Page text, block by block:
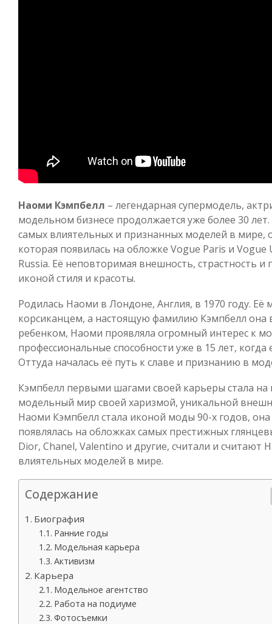
Наоми Кэмпбелл – легендарная супермодель,
модельном бизнесе продолжается уже более 30
самых влиятельных и признанных моделей в мире,
которая появилась на обложке Vogue Paris и
Russia. Её неповторимая внешность, страстность
иконой стиля и красоты.
Родилась Наоми в Лондоне, Англия, в 1970 году. Её
корсиканцем, а настоящую фамилию Кэмпбелл она
ребенком, Наоми проявляла огромный интерес к
профессиональные способности уже в 15 лет,
Оттуда началась её путь к славе и признанию в
Кэмпбелл первыми шагами своей карьеры стала на
модельный мир своей харизмой, уникальной
Наоми Кэмпбелл стала иконой моды 90-х годов,
появлялась на обложках самых престижных
Dior, Chanel, Valentino и другие, считали и
влиятельных моделей в мире.
Содержание
Биография
Ранние годы
Модельная карьера
Активизм
Карьера
Модельное агентство
Работа на подиуме
Фотосъемки